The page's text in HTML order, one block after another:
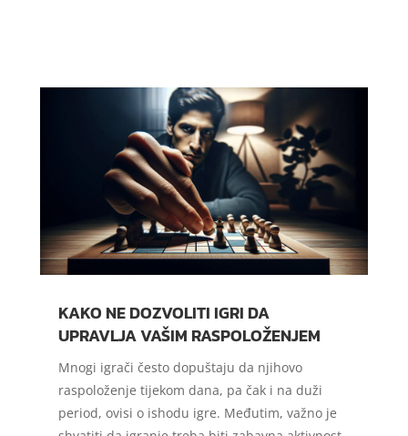
KAKO NE DOZVOLITI IGRI DA
UPRAVLJA VAŠIM RASPOLOŽENJEM
Mnogi igrači često dopuštaju da njihovo
raspoloženje tijekom dana, pa čak i na duži
period, ovisi o ishodu igre. Međutim, važno je